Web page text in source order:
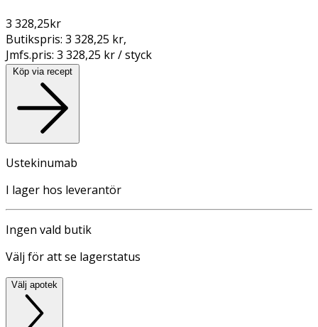
3 328,25kr
Butikspris: 3 328,25 kr,
Jmfs.pris: 3 328,25 kr / styck
Köp via recept
Ustekinumab
I lager hos leverantör
Ingen vald butik
Välj för att se lagerstatus
Välj apotek